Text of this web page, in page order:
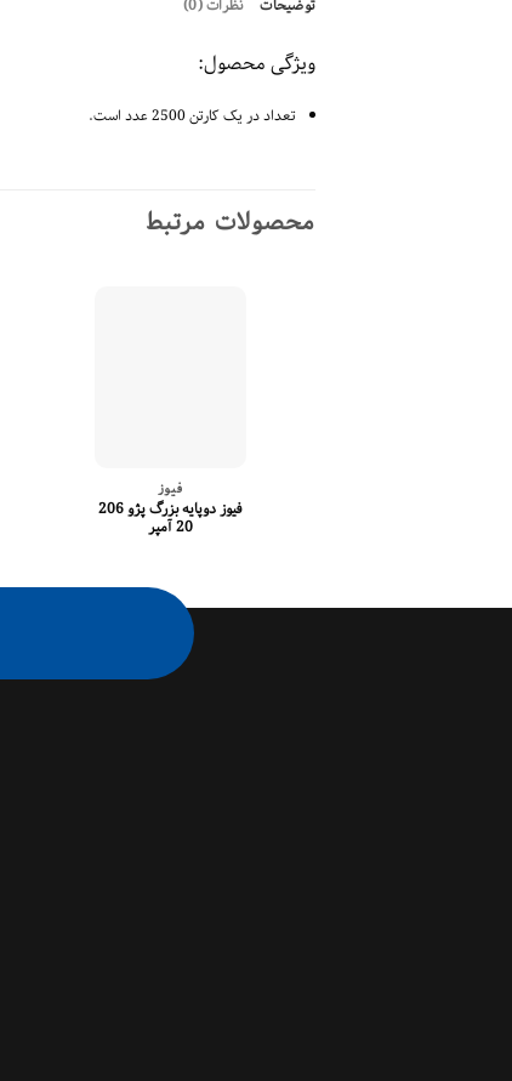
توضیحات نظرات (0)
ویژگی محصول:
تعداد در یک کارتن 2500 عدد است.
محصولات مرتبط
فیوز
فیوز دوپایه بزرگ پژو 206
20 آمپر